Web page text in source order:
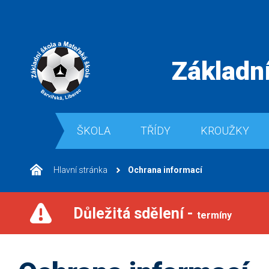
ŠKOLA TŘÍDY KROUŽKY
Hlavní stránka Ochrana informací
Důležitá sdělení - termíny